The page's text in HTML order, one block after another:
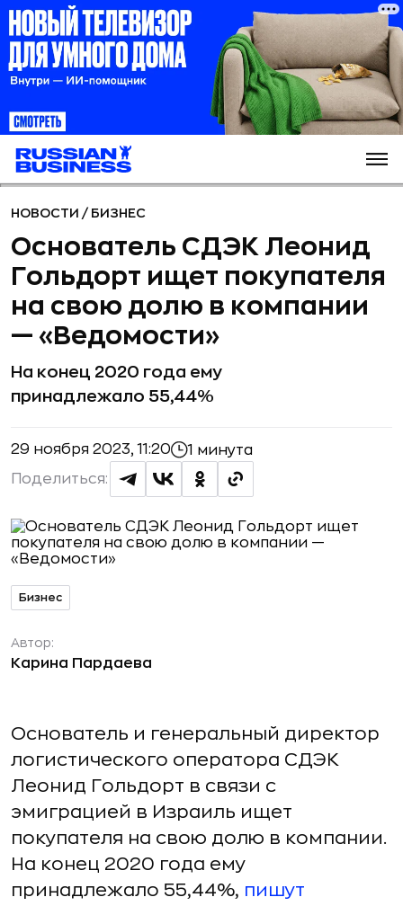
НОВОСТИ / БИЗНЕС
Основатель СДЭК Леонид
Гольдорт ищет покупателя
на свою долю в компании
— «Ведомости»
На конец 2020 года ему
принадлежало 55,44%
29 ноября 2023, 11:20 1 минута
Поделиться:
Бизнес
Автор:
Карина Пардаева
Основатель и генеральный директор
логистического оператора СДЭК
Леонид Гольдорт в связи с
эмиграцией в Израиль ищет
покупателя на свою долю в компании.
На конец 2020 года ему
принадлежало 55,44%, пишут